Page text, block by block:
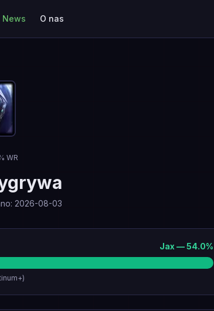
News O nas
WR
: 2026-08-03
Jax —54.0%